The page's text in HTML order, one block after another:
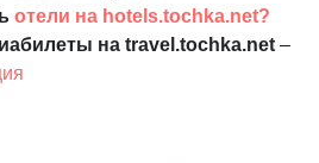
отели на hotels.tochka.net?
на travel.tochka.net –